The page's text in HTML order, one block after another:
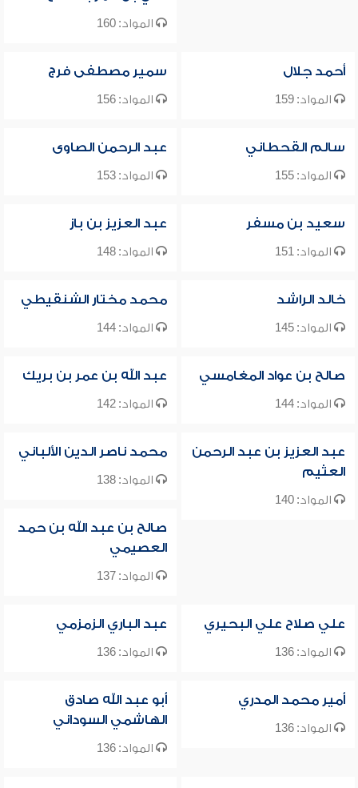
المواد: 160
أحمد جلال
المواد: 159
سمير مصطفى فرج
المواد: 156
سالم القحطاني
المواد: 155
عبد الرحمن الصاوى
المواد: 153
سعيد بن مسفر
المواد: 151
عبد العزيز بن باز
المواد: 148
خالد الراشد
المواد: 145
محمد مختار الشنقيطي
المواد: 144
صالح بن عواد المغامسي
المواد: 144
عبد الله بن عمر بن بريك
المواد: 142
عبد العزيز بن عبد الرحمن
العثيم
المواد: 140
محمد ناصر الدين الألباني
المواد: 138
صالح بن عبد الله بن حمد
العصيمي
المواد: 137
علي صلاح علي البحيري
المواد: 136
عبد الباري الزمزمي
المواد: 136
أمير محمد المدري
المواد: 136
أبو عبد الله صادق
الهاشمي السوداني
المواد: 136